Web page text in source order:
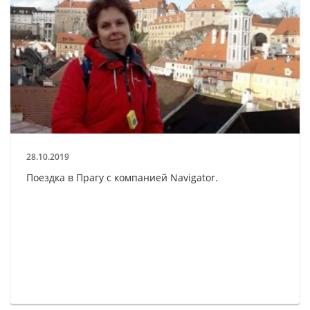
28.10.2019
Поездка в Прагу с компанией Navigator.